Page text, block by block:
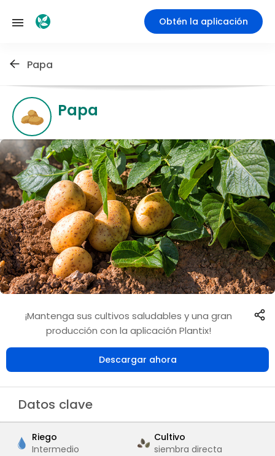
Obtén la aplicación
Papa
Papa
¡Mantenga sus cultivos saludables y una gran
producción con la aplicación Plantix!
Descargar ahora
Datos clave
Riego
Intermedio
Cultivo
siembra directa